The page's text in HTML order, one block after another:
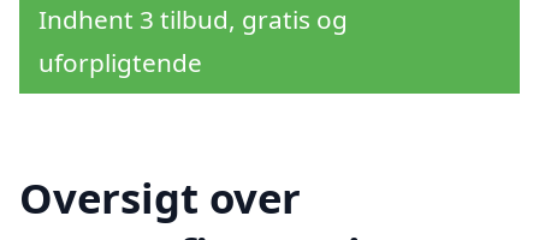
Indhent 3 tilbud, gratis og
uforpligtende
Oversigt over